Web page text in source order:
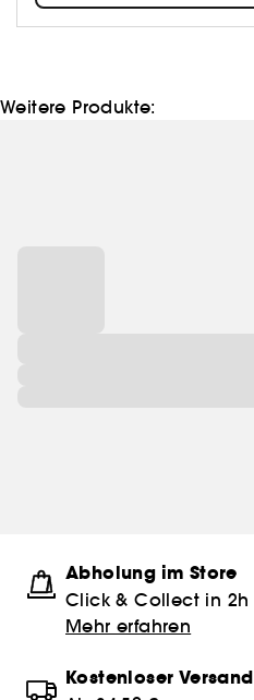
Weitere Produkte:
Abholung im Store
Click & Collect in 2h
Mehr erfahren
Kostenloser Versand